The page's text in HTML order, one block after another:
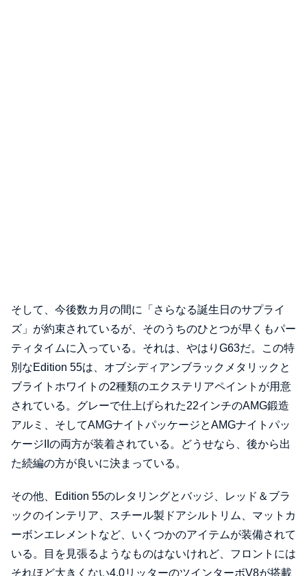
そして、今後数カ月の間に「さらなる誕生日のサプライ
ズ」が約束されているが、そのうちのひとつが早くもパー
ティタイムに入っている。それは、やはりG63だ。この特
別なEdition 55は、オブシディアンブラックメタリックと
ブライトホワイトの2種類のエクステリアペイントが用意
されている。グレーで仕上げられた22インチのAMG鍛造
アルミ、そしてAMGナイトパッケージとAMGナイトパッ
ケージIIの両方が装着されている。どうせなら、後から出
た続編の方が良いに決まっている。
その他、Edition 55のレタリングとバッジ、レッド＆ブラ
ックのインテリア、スチール製ドアシルトリム、マットカ
ーボンエレメントなど、いくつかのアイテムが装備されて
いる。目を見張るようなものはないけれど、フロントには
それほど大きくない4.0リッターのツインターボV8が搭載